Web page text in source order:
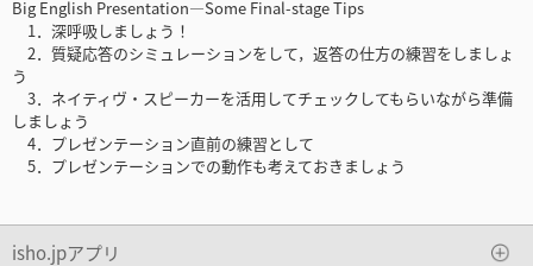
Big English Presentation—Some Final-stage Tips
1．深呼吸しましょう！
2．質疑応答のシミュレーションをして，返答の仕方の練習をしましょ
う
3．ネイティヴ・スピーカーを活用してチェックしてもらいながら準備
しましょう
4．プレゼンテーション直前の練習として
5．プレゼンテーションでの動作も考えておきましょう
isho.jpアプリ